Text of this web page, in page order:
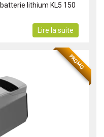
lithium KL5 150
Lire la suite
PROMO